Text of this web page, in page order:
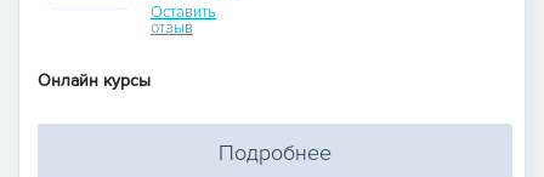
Оставить
отзыв
Онлайн курсы
Подробнее